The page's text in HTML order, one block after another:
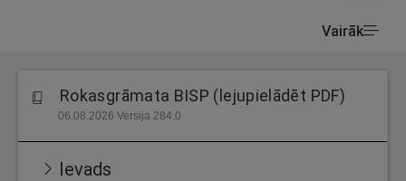
Vairāk
Rokasgrāmata BISP (lejupielādēt PDF)
06.08.2026 Versija 284.0
Ievads